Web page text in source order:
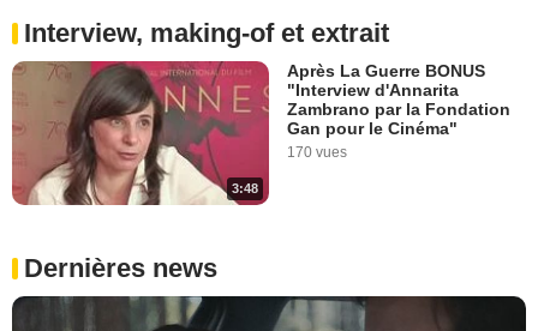
Interview, making-of et extrait
3:48
Après La Guerre BONUS
"Interview d'Annarita
Zambrano par la Fondation
Gan pour le Cinéma"
170 vues
Dernières news